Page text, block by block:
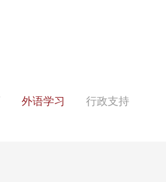
外语学习 行政支持